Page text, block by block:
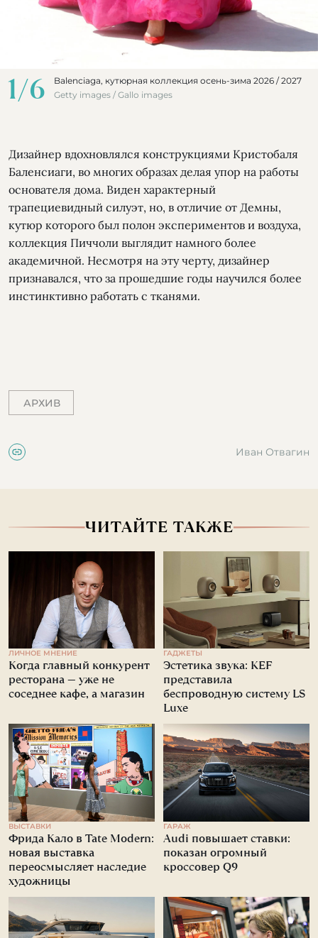
1/6
Balenciaga, кутюрная коллекция осень-зима 2026 / 2027
Getty images / Gallo images
Дизайнер вдохновлялся конструкциями Кристобаля
Баленсиаги, во многих образах делая упор на работы
основателя дома. Виден характерный
трапециевидный силуэт, но, в отличие от Демны,
кутюр которого был полон экспериментов и воздуха,
коллекция Пиччоли выглядит намного более
академичной. Несмотря на эту черту, дизайнер
признавался, что за прошедшие годы научился более
инстинктивно работать с тканями.
АРХИВ
Иван Отвагин
ЧИТАЙТЕ ТАКЖЕ
ЛИЧНОЕ МНЕНИЕ
Когда главный конкурент
ресторана — уже не
соседнее кафе, а магазин
ГАДЖЕТЫ
Эстетика звука: KEF
представила
беспроводную систему LS
Luxe
ВЫСТАВКИ
Фрида Кало в Tate Modern:
новая выставка
переосмысляет наследие
художницы
ГАРАЖ
Audi повышает ставки:
показан огромный
кроссовер Q9